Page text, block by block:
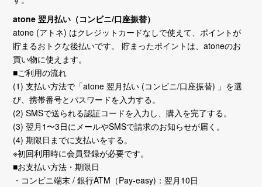
atone 翌月払い（コンビニ/口座振替）
atone (アトネ) はクレジットカードなしで使えて、ポイントが
貯まるおトクな後払いです。 貯まったポイントは、atoneのお
買い物に使えます。
■ご利用の流れ
(1) 支払い方法で「atone 翌月払い (コンビニ/口座振替) 」を選
び、携帯番号とパスワードを入力する。
(2) SMSで送られる認証コードを入力し、購入を完了する。
(3) 翌月1〜3日にメールやSMSで請求のお知らせが届く。
(4) 期限日までに支払いをする。
※初回利用時に会員登録が必要です。
■お支払い方法・期限日
・コンビニ端末 / 銀行ATM（Pay-easy)：翌月10日